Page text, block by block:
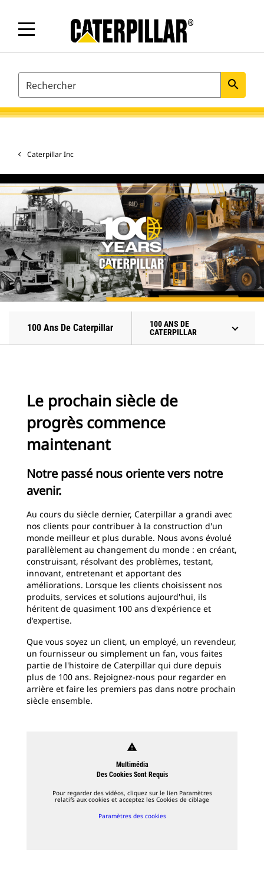
SEARCH search
Caterpillar Inc
100 Ans De Caterpillar
100 ANS DE
CATERPILLAR
Le prochain siècle de
progrès commence
maintenant
Notre passé nous oriente vers notre
avenir.
Au cours du siècle dernier, Caterpillar a grandi avec
nos clients pour contribuer à la construction d'un
monde meilleur et plus durable. Nous avons évolué
parallèlement au changement du monde : en créant,
construisant, résolvant des problèmes, testant,
innovant, entretenant et apportant des
améliorations. Lorsque les clients choisissent nos
produits, services et solutions aujourd'hui, ils
héritent de quasiment 100 ans d'expérience et
d'expertise.
Que vous soyez un client, un employé, un revendeur,
un fournisseur ou simplement un fan, vous faites
partie de l'histoire de Caterpillar qui dure depuis
plus de 100 ans. Rejoignez-nous pour regarder en
arrière et faire les premiers pas dans notre prochain
siècle ensemble.
warning
Multimédia
Des Cookies Sont Requis
Pour regarder des vidéos, cliquez sur le lien Paramètres
relatifs aux cookies et acceptez les Cookies de ciblage
Paramètres des cookies